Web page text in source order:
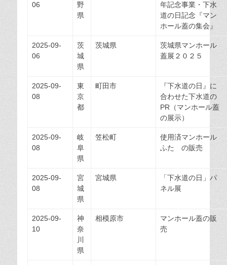
06
野
県
年記念事業・下水
道の日記念『マン
ホール蓋の集会』
2025-09-
06
茨
城
県
茨城県
茨城県マンホール
蓋展２０２５
2025-09-
08
東
京
都
町田市
『下水道の日』に
合わせた下水道の
PR（マンホール蓋
の展示）
2025-09-
08
岐
阜
県
笠松町
使用済マンホール
ふた の販売
2025-09-
08
宮
城
県
宮城県
「下水道の日」パ
ネル展
2025-09-
10
神
奈
川
県
相模原市
マンホール蓋の販
売